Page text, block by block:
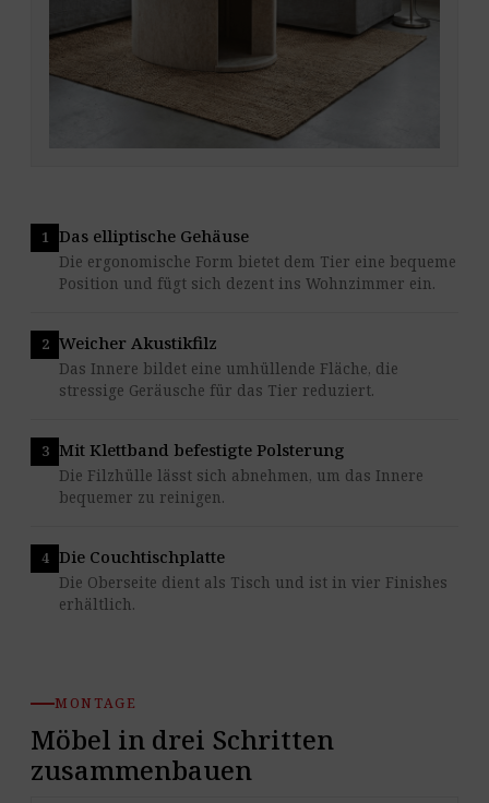
Das elliptische Gehäuse
Die ergonomische Form bietet dem Tier eine bequeme
Position und fügt sich dezent ins Wohnzimmer ein.
Weicher Akustikfilz
Das Innere bildet eine umhüllende Fläche, die
stressige Geräusche für das Tier reduziert.
Mit Klettband befestigte Polsterung
Die Filzhülle lässt sich abnehmen, um das Innere
bequemer zu reinigen.
Die Couchtischplatte
Die Oberseite dient als Tisch und ist in vier Finishes
erhältlich.
MONTAGE
Möbel in drei Schritten
zusammenbauen